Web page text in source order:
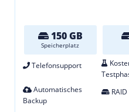
150 GB
Speicherplatz
Telefonsupport
Automatisches
Backup
RAID